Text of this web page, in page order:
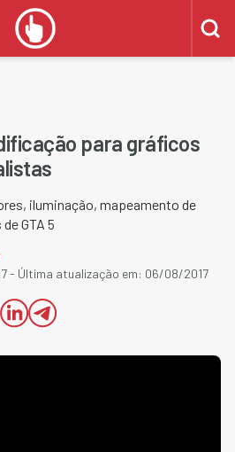
para gráficos
iluminação, mapeamento de
GTA 5
- Última atualização em: 06/08/2017